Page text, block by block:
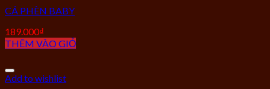
CÁ PHÈN BABY
189.000₫
THÊM VÀO GIỎ
Add to wishlist